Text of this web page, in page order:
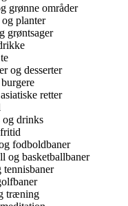
grønne områder
planter
grøntsager
og desserter
retter
og drinks
fodboldbaner
og basketballbaner
træning